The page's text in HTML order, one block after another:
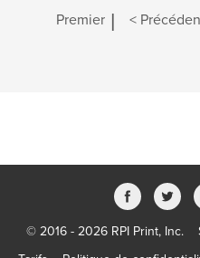
Premier | <
© 2016 - 2026 RPI Print, Inc.